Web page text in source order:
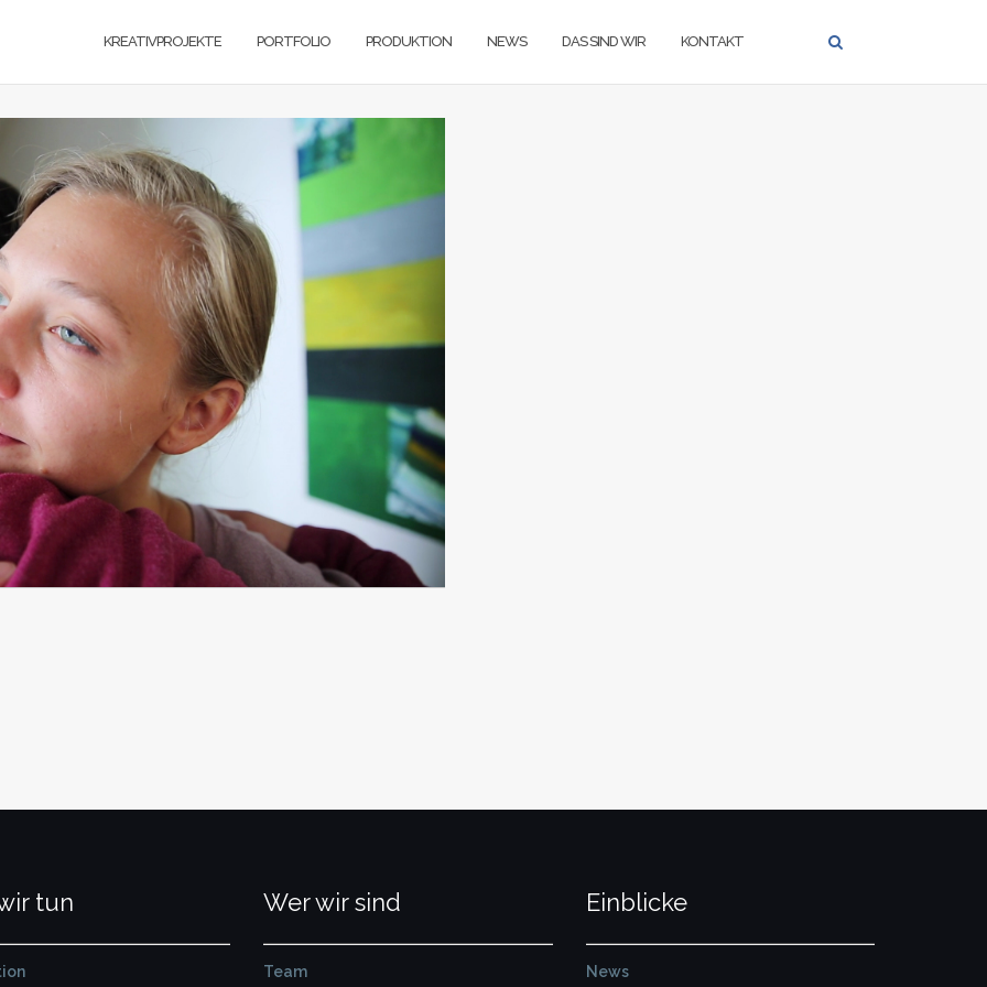
KREATIVPROJEKTE PORTFOLIO PRODUKTION NEWS DAS SIND WIR KONTAKT
tun Wer wir sind
Team
Einblicke
News